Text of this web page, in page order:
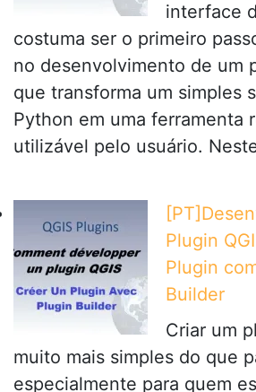
interface
costuma ser o primeiro
no desenvolvimento de um
que transforma um simples
Python em uma ferramenta
utilizável pelo usuário.
Plugin
Plugin
Builder
Criar um
muito mais simples do que
especialmente para quem